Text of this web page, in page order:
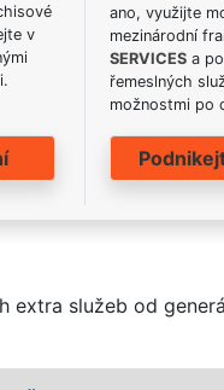
v
ano, využijte
mezinárodní
SERVICES a
řemeslných
možnostmi po
extra služeb od